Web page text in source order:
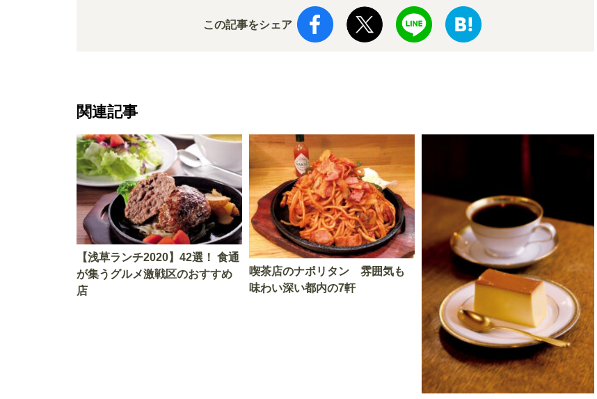
この記事をシェア
関連記事
【浅草ランチ2020】42選！ 食通
が集うグルメ激戦区のおすすめ
店
喫茶店のナポリタン 雰囲気も
味わい深い都内の7軒